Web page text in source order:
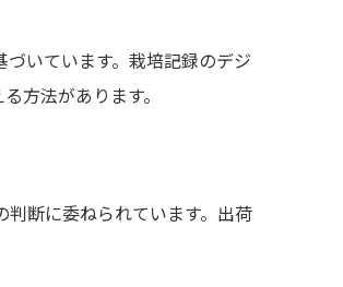
づいています。栽培記録のデジ
方法があります。
断に委ねられています。出荷